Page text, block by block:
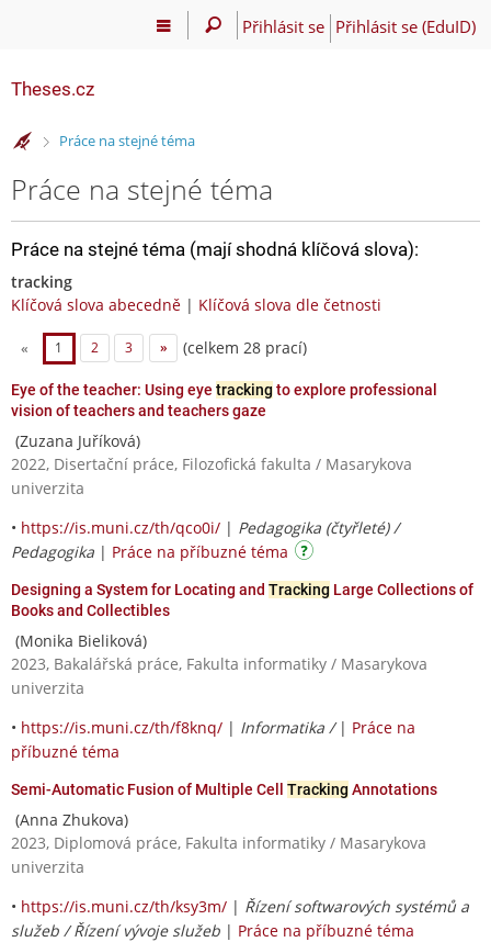
Přihlásit se Přihlásit se (EduID)
Theses.cz
>Práce na stejné téma
Práce na stejné téma
Práce na stejné téma (mají shodná klíčová slova):
tracking
Klíčová slova abecedně | Klíčová slova dle četnosti
« 1 2 3 » (celkem 28 prací)
Eye of the teacher: Using eye tracking to explore professional
vision of teachers and teachers gaze
(Zuzana Juříková)
2022, Disertační práce, Filozofická fakulta / Masarykova
univerzita
• https://is.muni.cz/th/qco0i/ | Pedagogika (čtyřleté) /
Pedagogika | Práce na příbuzné téma
Designing a System for Locating and Tracking Large Collections of
Books and Collectibles
(Monika Bieliková)
2023, Bakalářská práce, Fakulta informatiky / Masarykova
univerzita
• https://is.muni.cz/th/f8knq/ | Informatika / | Práce na
příbuzné téma
Semi-Automatic Fusion of Multiple Cell Tracking Annotations
(Anna Zhukova)
2023, Diplomová práce, Fakulta informatiky / Masarykova
univerzita
• https://is.muni.cz/th/ksy3m/ | Řízení softwarových systémů a
služeb / Řízení vývoje služeb | Práce na příbuzné téma